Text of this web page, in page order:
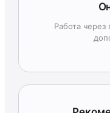
Работа через